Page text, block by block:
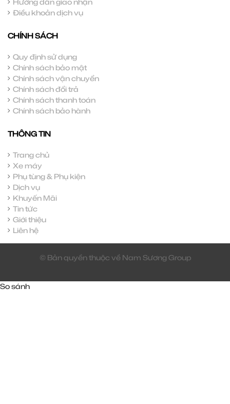
Điều khoản dịch vụ
CHÍNH SÁCH
Quy định sử dụng
Chính sách bảo mật
Chính sách vận chuyển
Chính sách đổi trả
Chính sách thanh toán
Chính sách bảo hành
THÔNG TIN
Trang chủ
Xe máy
Phụ tùng & Phụ kiện
Dịch vụ
Khuyến Mãi
Tin tức
Giới thiệu
Liên hệ
© Bản quyền thuộc về Nam Sương Group
So sánh